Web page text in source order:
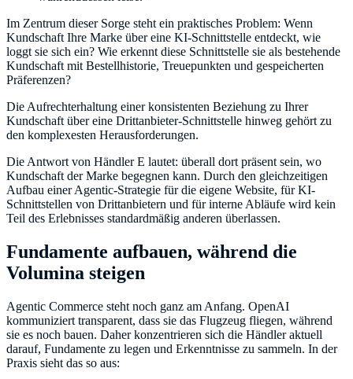
Im Zentrum dieser Sorge steht ein praktisches Problem: Wenn
Kundschaft Ihre Marke über eine KI-Schnittstelle entdeckt, wie
loggt sie sich ein? Wie erkennt diese Schnittstelle sie als bestehende
Kundschaft mit Bestellhistorie, Treuepunkten und gespeicherten
Präferenzen?
Die Aufrechterhaltung einer konsistenten Beziehung zu Ihrer
Kundschaft über eine Drittanbieter-Schnittstelle hinweg gehört zu
den komplexesten Herausforderungen.
Die Antwort von Händler E lautet: überall dort präsent sein, wo
Kundschaft der Marke begegnen kann. Durch den gleichzeitigen
Aufbau einer Agentic-Strategie für die eigene Website, für KI-
Schnittstellen von Drittanbietern und für interne Abläufe wird kein
Teil des Erlebnisses standardmäßig anderen überlassen.
Fundamente aufbauen, während die
Volumina steigen
Agentic Commerce steht noch ganz am Anfang. OpenAI
kommuniziert transparent, dass sie das Flugzeug fliegen, während
sie es noch bauen. Daher konzentrieren sich die Händler aktuell
darauf, Fundamente zu legen und Erkenntnisse zu sammeln. In der
Praxis sieht das so aus: